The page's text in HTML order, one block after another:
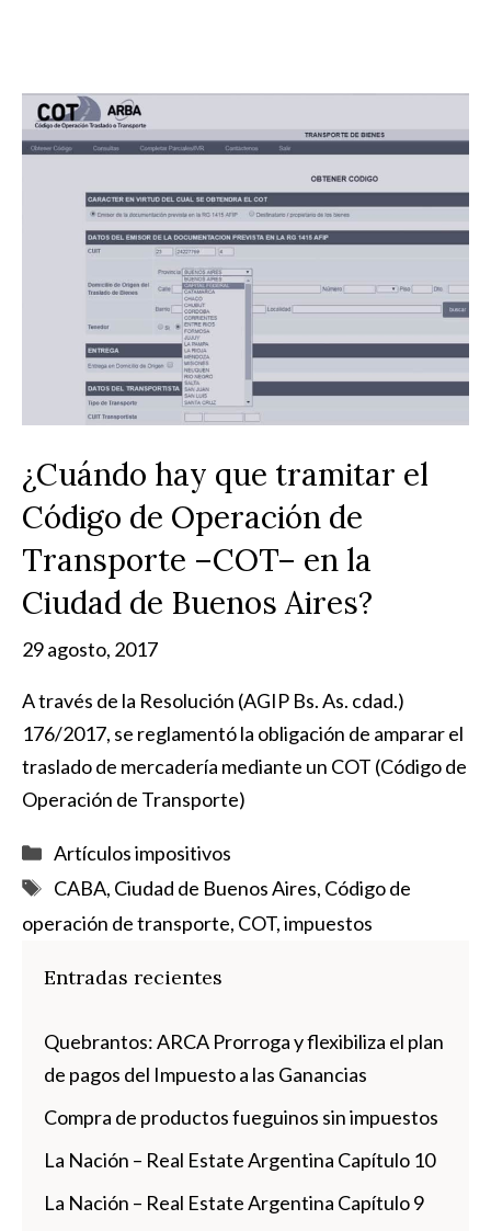
¿Cuándo hay que tramitar el
Código de Operación de
Transporte –COT– en la
Ciudad de Buenos Aires?
29 agosto, 2017
A través de la Resolución (AGIP Bs. As. cdad.)
176/2017, se reglamentó la obligación de amparar el
traslado de mercadería mediante un COT (Código de
Operación de Transporte)
Categorías
Artículos impositivos
Etiquetas
CABA, Ciudad de Buenos Aires, Código de
operación de transporte, COT,impuestos
Entradas recientes
Quebrantos: ARCA Prorroga y flexibiliza el plan
de pagos del Impuesto a las Ganancias
Compra de productos fueguinos sin impuestos
La Nación – Real Estate Argentina Capítulo 10
La Nación – Real Estate Argentina Capítulo 9